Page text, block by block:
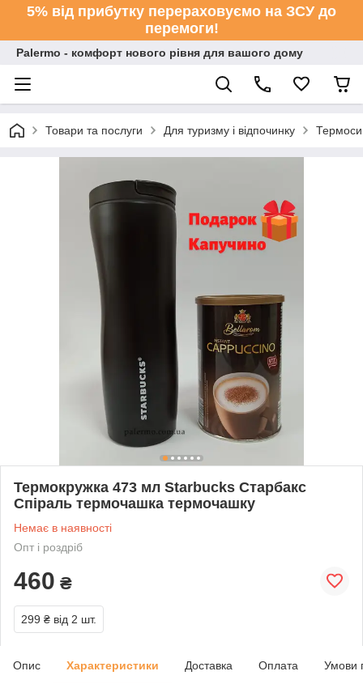
5% від прибутку перераховуємо на ЗСУ до
перемоги!
Palermo - комфорт нового рівня для вашого дому
Товари та послуги Для туризму і відпочинку Термоси
Термокружка 473 мл Starbucks Старбакс
Спіраль термочашка термочашку
Немає в наявності
Опт і роздріб
460 ₴
299 ₴ від 2 шт.
Опис Характеристики Доставка Оплата Умови